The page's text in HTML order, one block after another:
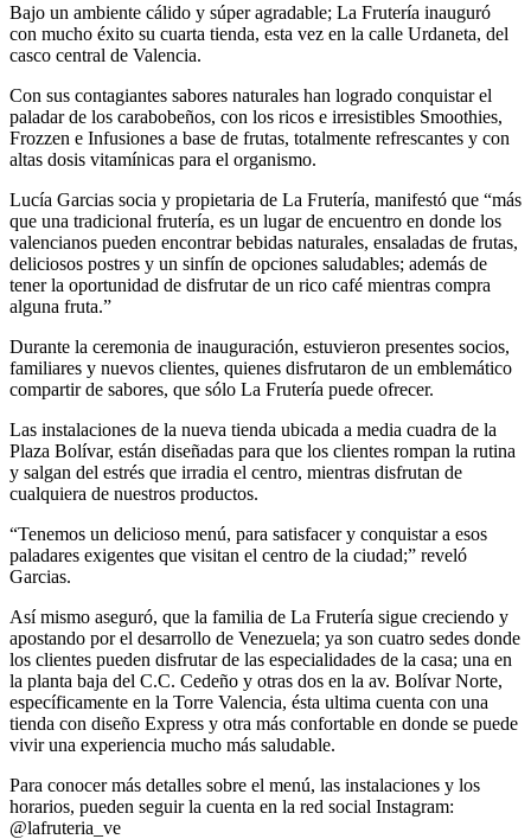
Bajo un ambiente cálido y súper agradable; La Frutería inauguró
con mucho éxito su cuarta tienda, esta vez en la calle Urdaneta, del
casco central de Valencia.
Con sus contagiantes sabores naturales han logrado conquistar el
paladar de los carabobeños, con los ricos e irresistibles Smoothies,
Frozzen e Infusiones a base de frutas, totalmente refrescantes y con
altas dosis vitamínicas para el organismo.
Lucía Garcias socia y propietaria de La Frutería, manifestó que “más
que una tradicional frutería, es un lugar de encuentro en donde los
valencianos pueden encontrar bebidas naturales, ensaladas de frutas,
deliciosos postres y un sinfín de opciones saludables; además de
tener la oportunidad de disfrutar de un rico café mientras compra
alguna fruta.”
Durante la ceremonia de inauguración, estuvieron presentes socios,
familiares y nuevos clientes, quienes disfrutaron de un emblemático
compartir de sabores, que sólo La Frutería puede ofrecer.
Las instalaciones de la nueva tienda ubicada a media cuadra de la
Plaza Bolívar, están diseñadas para que los clientes rompan la rutina
y salgan del estrés que irradia el centro, mientras disfrutan de
cualquiera de nuestros productos.
“Tenemos un delicioso menú, para satisfacer y conquistar a esos
paladares exigentes que visitan el centro de la ciudad;” reveló
Garcias.
Así mismo aseguró, que la familia de La Frutería sigue creciendo y
apostando por el desarrollo de Venezuela; ya son cuatro sedes donde
los clientes pueden disfrutar de las especialidades de la casa; una en
la planta baja del C.C. Cedeño y otras dos en la av. Bolívar Norte,
específicamente en la Torre Valencia, ésta ultima cuenta con una
tienda con diseño Express y otra más confortable en donde se puede
vivir una experiencia mucho más saludable.
Para conocer más detalles sobre el menú, las instalaciones y los
horarios, pueden seguir la cuenta en la red social Instagram:
@lafruteria_ve